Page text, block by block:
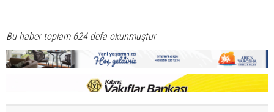
Bu haber toplam 624 defa okunmuştur